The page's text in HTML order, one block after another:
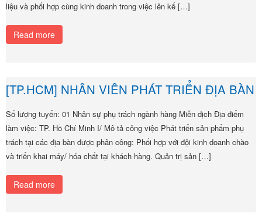
liệu và phối hợp cùng kinh doanh trong việc lên kế […]
Read more
[TP.HCM] NHÂN VIÊN PHÁT TRIỂN ĐỊA BÀN
Số lượng tuyển: 01 Nhân sự phụ trách ngành hàng Miễn dịch Địa điểm
làm việc: TP. Hồ Chí Minh I/ Mô tả công việc Phát triển sản phẩm phụ
trách tại các địa bàn được phân công: Phối hợp với đội kinh doanh chào
và triển khai máy/ hóa chất tại khách hàng. Quản trị sản […]
Read more